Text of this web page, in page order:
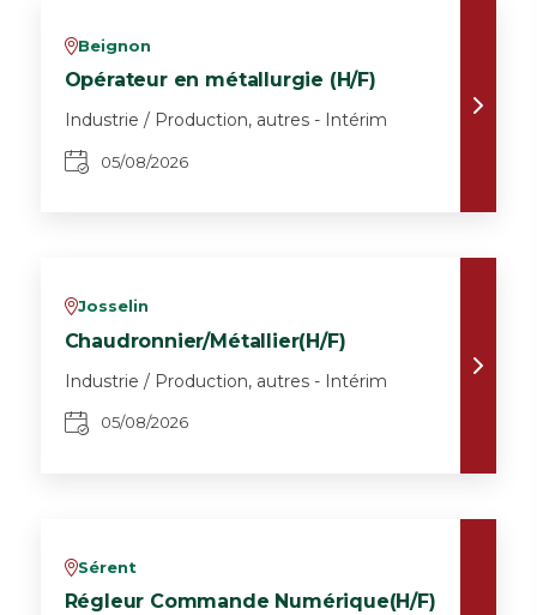
vBeignon
Opérateur en métallurgie (H/F)
Industrie / Production, autres - Intérim
05/08/2026
vJosselin
Chaudronnier/Métallier(H/F)
Industrie / Production, autres - Intérim
05/08/2026
vSérent
Régleur Commande Numérique(H/F)